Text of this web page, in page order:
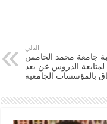
التالي
جامعة محمد الخامس
الدروس عن بعد
بالمؤسسات الجامعية